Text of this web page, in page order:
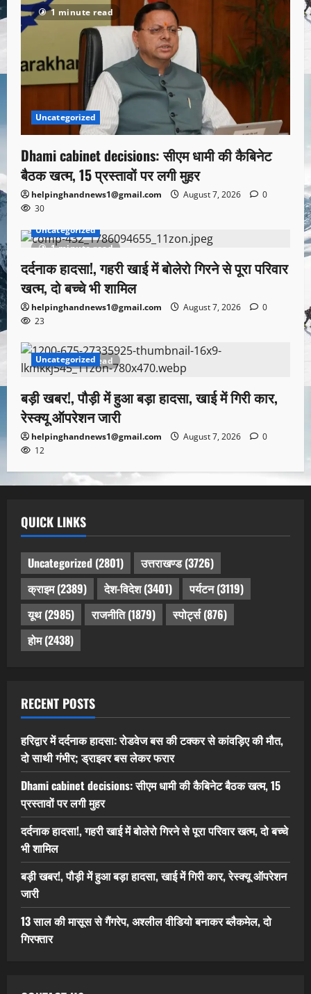
1 minute read
Uncategorized
Dhami cabinet decisions: सीएम धामी की कैबिनेट
बैठक खत्म, 15 प्रस्तावों पर लगी मुहर
helpinghandnews1@gmail.com August 7, 2026
0
30
1 minute read
Uncategorized
दर्दनाक हादसा!, गहरी खाई में बोलेरो गिरने से पूरा परिवार
खत्म, दो बच्चे भी शामिल
helpinghandnews1@gmail.com August 7, 2026
0
23
1 minute read
Uncategorized
बड़ी खबर!, पौड़ी में हुआ बड़ा हादसा, खाई में गिरी कार,
रेस्क्यू ऑपरेशन जारी
helpinghandnews1@gmail.com August 7, 2026
0
12
QUICK LINKS
Uncategorized (2801) उत्तराखण्ड(3726)
क्राइम(2389) देश-विदेश(3401) पर्यटन(3119)
यूथ(2985) राजनीति(1879) स्पोर्ट्स(876)
होम(2438)
RECENT POSTS
हरिद्वार में दर्दनाक हादसा: रोडवेज बस की टक्कर से कांवड़िए की मौत,
दो साथी गंभीर; ड्राइवर बस लेकर फरार
Dhami cabinet decisions: सीएम धामी की कैबिनेट बैठक खत्म, 15
प्रस्तावों पर लगी मुहर
दर्दनाक हादसा!, गहरी खाई में बोलेरो गिरने से पूरा परिवार खत्म, दो बच्चे
भी शामिल
बड़ी खबर!, पौड़ी में हुआ बड़ा हादसा, खाई में गिरी कार, रेस्क्यू ऑपरेशन
जारी
13 साल की मासूस से गैंगरेप, अश्लील वीडियो बनाकर ब्लैकमेल, दो
गिरफ्तार